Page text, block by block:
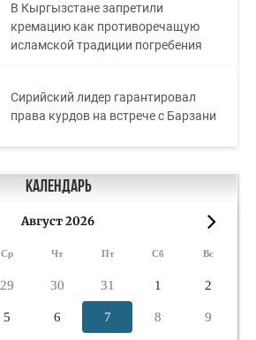
В Кыргызстане запретили
кремацию как противоречащую
исламской традиции погребения
Сирийский лидер гарантировал
права курдов на встрече с Барзани
Календарь
Август 2026
Ср Чт Пт Сб Вс
29 30 31 1 2
5 6 7 8 9